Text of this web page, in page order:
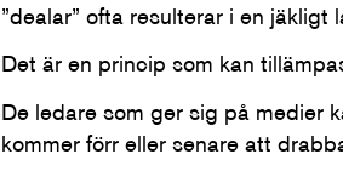
”dealar” ofta resulterar i en
Det är en princip som kan
De ledare som ger sig på medier
kommer förr eller senare att